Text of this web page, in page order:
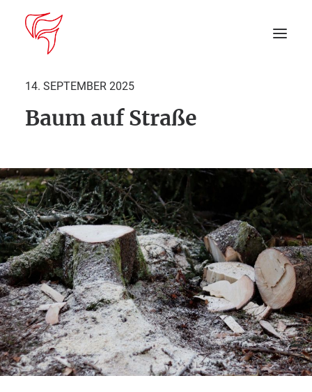
Startseite
DEIN EINSATZ
Suche
14. SEPTEMBER 2025
Baum auf Straße
Symbolbild